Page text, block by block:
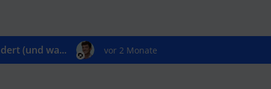
(und wa... vor 2 Monate